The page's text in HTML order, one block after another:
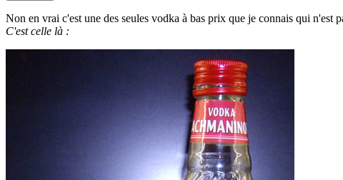
Non en vrai c'est une des seules vodka à bas prix que je connais qui
C'est celle là :